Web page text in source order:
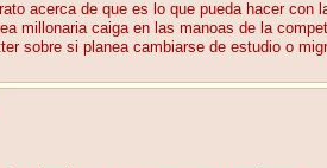
acerca de que es lo que pueda hacer
millonaria caiga en las manoas de la
sobre si planea cambiarse de estudio o